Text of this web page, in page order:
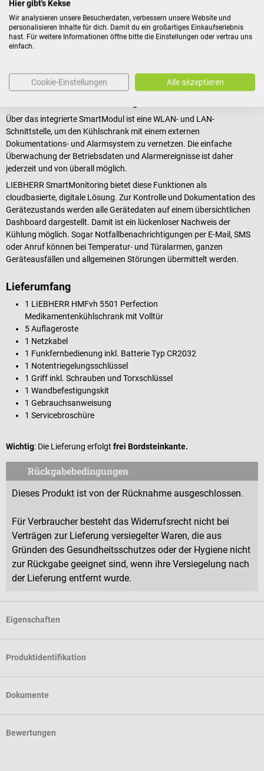
Temperaturalarm bei Über- oder Unterschreitung der
Zieltemperatur
Datenübertragung per USB, WLAN- und LAN-Schnittstelle
Optisches und akustisches Warnsignal bei Störungen
Über das integrierte SmartModul ist eine WLAN- und LAN-
Schnittstelle, um den Kühlschrank mit einem externen
Dokumentations- und Alarmsystem zu vernetzen. Die einfache
Überwachung der Betriebsdaten und Alarmereignisse ist daher
jederzeit und von überall möglich.
LIEBHERR SmartMonitoring bietet diese Funktionen als
cloudbasierte, digitale Lösung. Zur Kontrolle und Dokumentation des
Gerätezustands werden alle Gerätedaten auf einem übersichtlichen
Dashboard dargestellt. Damit ist ein lückenloser Nachweis der
Kühlung möglich. Sogar Notfallbenachrichtigungen per E-Mail, SMS
oder Anruf können bei Temperatur- und Türalarmen, ganzen
Geräteausfällen und allgemeinen Störungen übermittelt werden.
Lieferumfang
1 LIEBHERR HMFvh 5501 Perfection
Medikamentenkühlschrank mit Volltür
5 Auflageroste
1 Netzkabel
1 Funkfernbedienung inkl. Batterie Typ CR2032
1 Notentriegelungsschlüssel
1 Griff inkl. Schrauben und Torxschlüssel
1 Wandbefestigungskit
1 Gebrauchsanweisung
1 Servicebroschüre
Wichtig: Die Lieferung erfolgt frei Bordsteinkante.
Rückgabebedingungen
Dieses Produkt ist von der Rücknahme ausgeschlossen.
Für Verbraucher besteht das Widerrufsrecht nicht bei
Verträgen zur Lieferung versiegelter Waren, die aus
Gründen des Gesundheitsschutzes oder der Hygiene nicht
zur Rückgabe geeignet sind, wenn ihre Versiegelung nach
der Lieferung entfernt wurde.
Eigenschaften
Produktidentifikation
Dokumente
Bewertungen
Hier gibt's Kekse
Wir analysieren unsere Besucherdaten, verbessern unsere Website und
personalisieren Inhalte für dich. Damit du ein großartiges Einkaufserlebnis
hast. Für weitere Informationen öffne bitte die Einstellungen oder vertrau uns
einfach.
Cookie-Einstellungen Alle akzeptieren